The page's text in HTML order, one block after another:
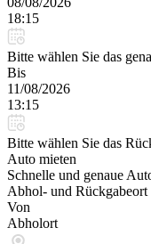
18:15
Bitte wählen Sie das
Bis
11/08/2026
13:15
Bitte wählen Sie das
Auto mieten
Schnelle und genaue
Abhol- und Rückgabeort
Von
Abholort